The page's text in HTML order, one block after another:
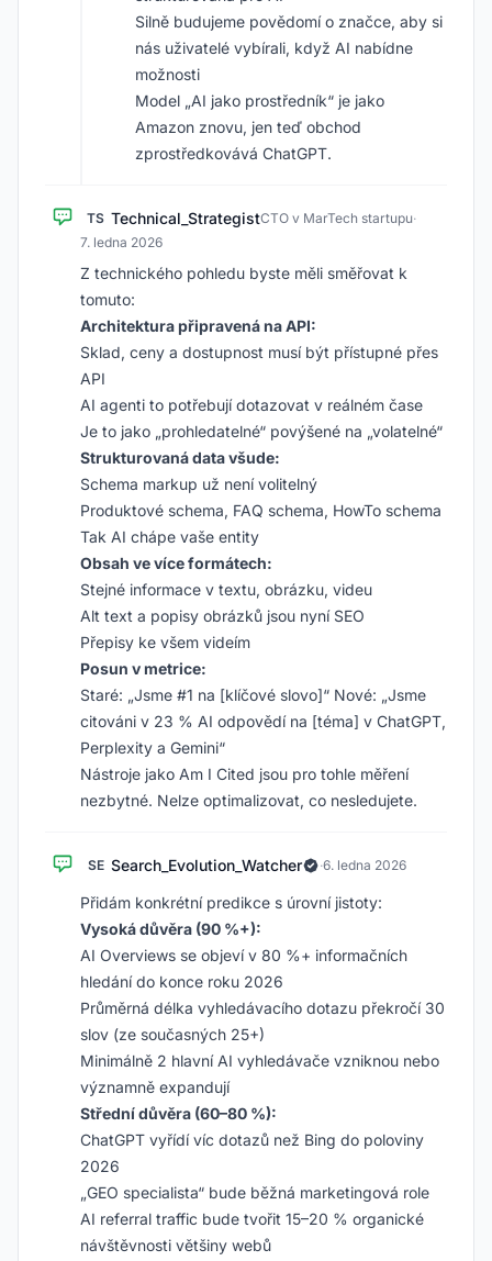
Silně budujeme povědomí o značce, aby si
nás uživatelé vybírali, když AI nabídne
možnosti
Model „AI jako prostředník“ je jako
Amazon znovu, jen teď obchod
zprostředkovává ChatGPT.
TS Technical_StrategistCTO v MarTech startupu·
7. ledna 2026
Z technického pohledu byste měli směřovat k
tomuto:
Architektura připravená na API:
Sklad, ceny a dostupnost musí být přístupné přes
API
AI agenti to potřebují dotazovat v reálném čase
Je to jako „prohledatelné“ povýšené na „volatelné“
Strukturovaná data všude:
Schema markup už není volitelný
Produktové schema, FAQ schema, HowTo schema
Tak AI chápe vaše entity
Obsah ve více formátech:
Stejné informace v textu, obrázku, videu
Alt text a popisy obrázků jsou nyní SEO
Přepisy ke všem videím
Posun v metrice:
Staré: „Jsme #1 na [klíčové slovo]“ Nové: „Jsme
citováni v 23 % AI odpovědí na [téma] v ChatGPT,
Perplexity a Gemini“
Nástroje jako Am I Cited jsou pro tohle měření
nezbytné. Nelze optimalizovat, co nesledujete.
SE Search_Evolution_Watcher ·6. ledna 2026
Přidám konkrétní predikce s úrovní jistoty:
Vysoká důvěra (90 %+):
AI Overviews se objeví v 80 %+ informačních
hledání do konce roku 2026
Průměrná délka vyhledávacího dotazu překročí 30
slov (ze současných 25+)
Minimálně 2 hlavní AI vyhledávače vzniknou nebo
významně expandují
Střední důvěra (60–80 %):
ChatGPT vyřídí víc dotazů než Bing do poloviny
2026
„GEO specialista“ bude běžná marketingová role
AI referral traffic bude tvořit 15–20 % organické
návštěvnosti většiny webů